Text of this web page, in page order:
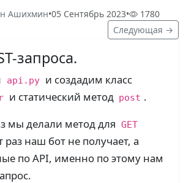
Ашихмин•05 Сентябрь 2023•
1780
Следующая →
запроса.
api.py и создадим класс
и статический метод post .
мы делали метод для GET
раз наш бот не получает, а
по API, именно по этому нам